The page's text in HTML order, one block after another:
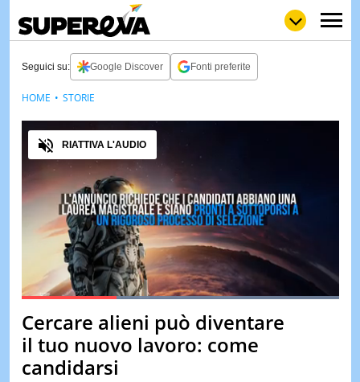
LOLGULP
LOVE
WOW
POP
NEWS
QUIZ
TEST
Seguici su: Google Discover Fonti preferite
PauseUnmute
Loaded:100.00%
Audio
RIATTIVA L'AUDIO
Cercare alieni può diventare
il tuo nuovo lavoro: come
candidarsi
HOME STORIE